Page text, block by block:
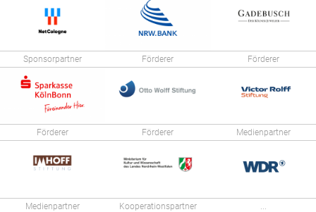
Sponsorpartner Förderer Förderer
Förderer Förderer Medienpartner
Medienpartner Kooperationspartner ...